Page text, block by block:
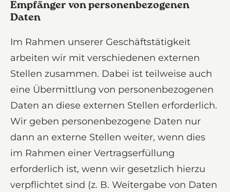
Empfänger von personenbezogenen
Daten
Im Rahmen unserer Geschäftstätigkeit
arbeiten wir mit verschiedenen externen
Stellen zusammen. Dabei ist teilweise auch
eine Übermittlung von personenbezogenen
Daten an diese externen Stellen erforderlich.
Wir geben personenbezogene Daten nur
dann an externe Stellen weiter, wenn dies
im Rahmen einer Vertragserfüllung
erforderlich ist, wenn wir gesetzlich hierzu
verpflichtet sind (z. B. Weitergabe von Daten